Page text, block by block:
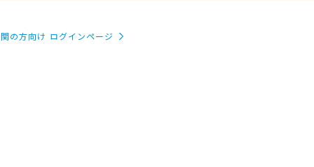
の方向け ログインページ